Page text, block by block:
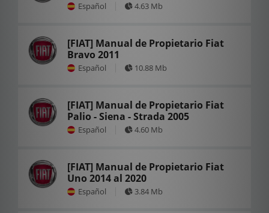
Español 4.63 Mb
[FIAT] Manual de Propietario Fiat
Bravo 2011
Español 10.88 Mb
[FIAT] Manual de Propietario Fiat
Palio - Siena - Strada 2005
Español 4.60 Mb
[FIAT] Manual de Propietario Fiat
Uno 2014 al 2020
Español 3.84 Mb